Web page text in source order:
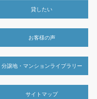
貸したい
お客様の声
分譲地・マンションライブラリー
サイトマップ